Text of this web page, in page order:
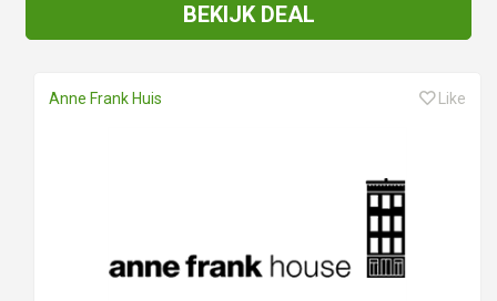
BEKIJK DEAL
Anne Frank Huis Like